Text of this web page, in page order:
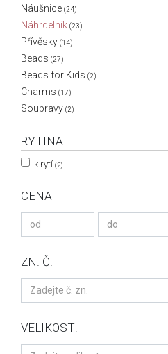
Náušnice (24)
Náhrdelník (23)
Přívěsky (14)
Beads (27)
Beads for Kids (2)
Charms (17)
Soupravy (2)
RYTINA
k rytí (2)
CENA
ZN. Č.
VELIKOST: